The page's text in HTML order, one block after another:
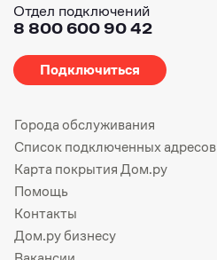
Отдел подключений
8 800 600 90 42
Подключиться
Города обслуживания
Список подключенных адресов
Карта покрытия Дом.ру
Помощь
Контакты
Дом.ру бизнесу